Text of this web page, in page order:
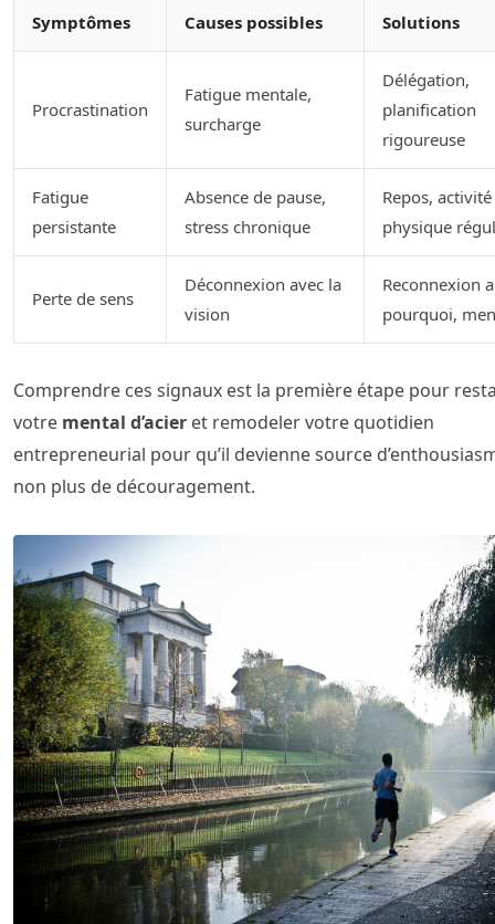
Symptômes Causes possibles Solutions
Procrastination
Fatigue mentale,
surcharge
Délégation,
planification
rigoureuse
Fatigue
persistante
Absence de pause,
stress chronique
Repos, activité
physique
Perte de sens
Déconnexion avec la
vision
Reconnexion
pourquoi,
Comprendre ces signaux est la première étape pour
votre mental d’acier et remodeler votre quotidien
entrepreneurial pour qu’il devienne source
non plus de découragement.